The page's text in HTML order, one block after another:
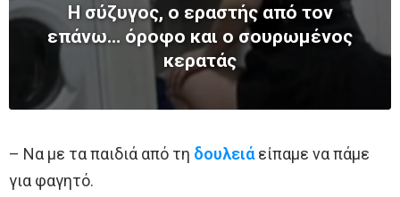
Η σύζυγος, ο εραστής από τον
επάνω… όροφο και ο σουρωμένος
κερατάς
– Να με τα παιδιά από τη δουλειάείπαμε να πάμε
για φαγητό.